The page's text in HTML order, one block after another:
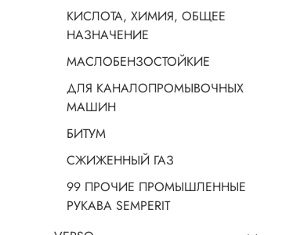
КИСЛОТА, ХИМИЯ, ОБЩЕЕ
НАЗНАЧЕНИЕ
МАСЛОБЕНЗОСТОЙКИЕ
ДЛЯ КАНАЛОПРОМЫВОЧНЫХ
МАШИН
БИТУМ
СЖИЖЕННЫЙ ГАЗ
99 ПРОЧИЕ ПРОМЫШЛЕННЫЕ
РУКАВА SEMPERIT